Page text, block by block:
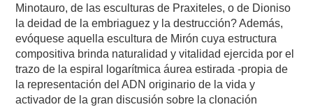
Minotauro, de las esculturas de Praxiteles, o de Dioniso
la deidad de la embriaguez y la destrucción? Además,
evóquese aquella escultura de Mirón cuya estructura
compositiva brinda naturalidad y vitalidad ejercida por el
trazo de la espiral logarítmica áurea estirada -propia de
la representación del ADN originario de la vida y
activador de la gran discusión sobre la clonación